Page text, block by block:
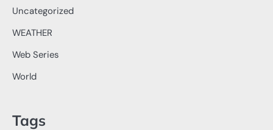
Uncategorized
WEATHER
Web Series
World
Tags